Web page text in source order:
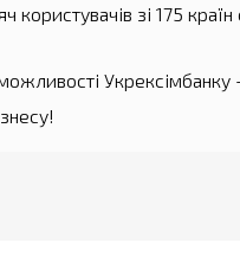
користувачів зі 175 країн
Укрексімбанку